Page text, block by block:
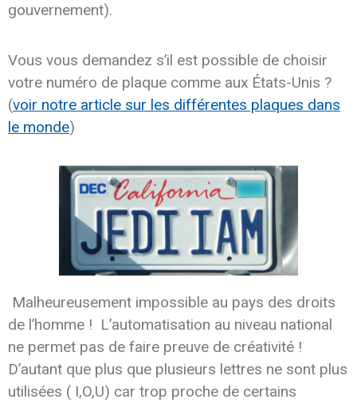
gouvernement).
Vous vous demandez s’il est possible de choisir
votre numéro de plaque comme aux États-Unis ?
(voir notre article sur les différentes plaques dans
le monde)
Malheureusement impossible au pays des droits
de l’homme ! L’automatisation au niveau national
ne permet pas de faire preuve de créativité !
D’autant que plus que plusieurs lettres ne sont plus
utilisées ( I,O,U) car trop proche de certains